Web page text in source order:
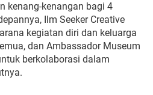
kenang-kenangan bagi 4
Ilm Seeker Creative
kegiatan diri dan keluarga
dan Ambassador Museum
berkolaborasi dalam